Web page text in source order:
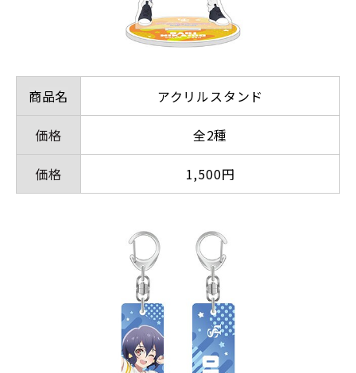
商品名 アクリルスタンド
価格 全2種
価格 1,500円